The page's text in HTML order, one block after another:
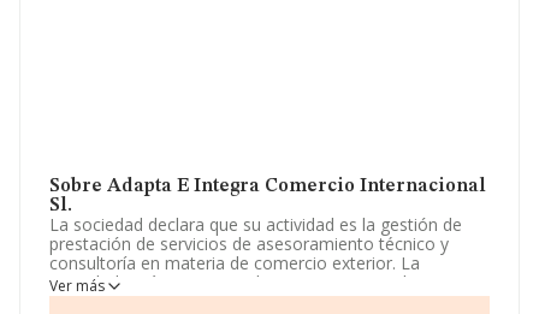
Sobre Adapta E Integra Comercio Internacional
Sl.
La sociedad declara que su actividad es la gestión de
prestación de servicios de asesoramiento técnico y
consultoría en materia de comercio exterior. La
sociedad está inscrita en el Registro Mercantil como
Sociedad Limitada. Tiene CNAE: 7020 - '%cnae%'. La
Ver más